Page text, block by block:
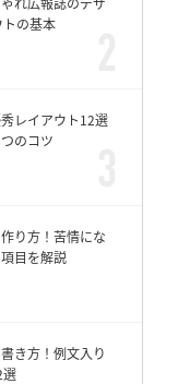
の基本
レイアウト12選
のコツ
り方！苦情にな
目を解説
き方！例文入り
選